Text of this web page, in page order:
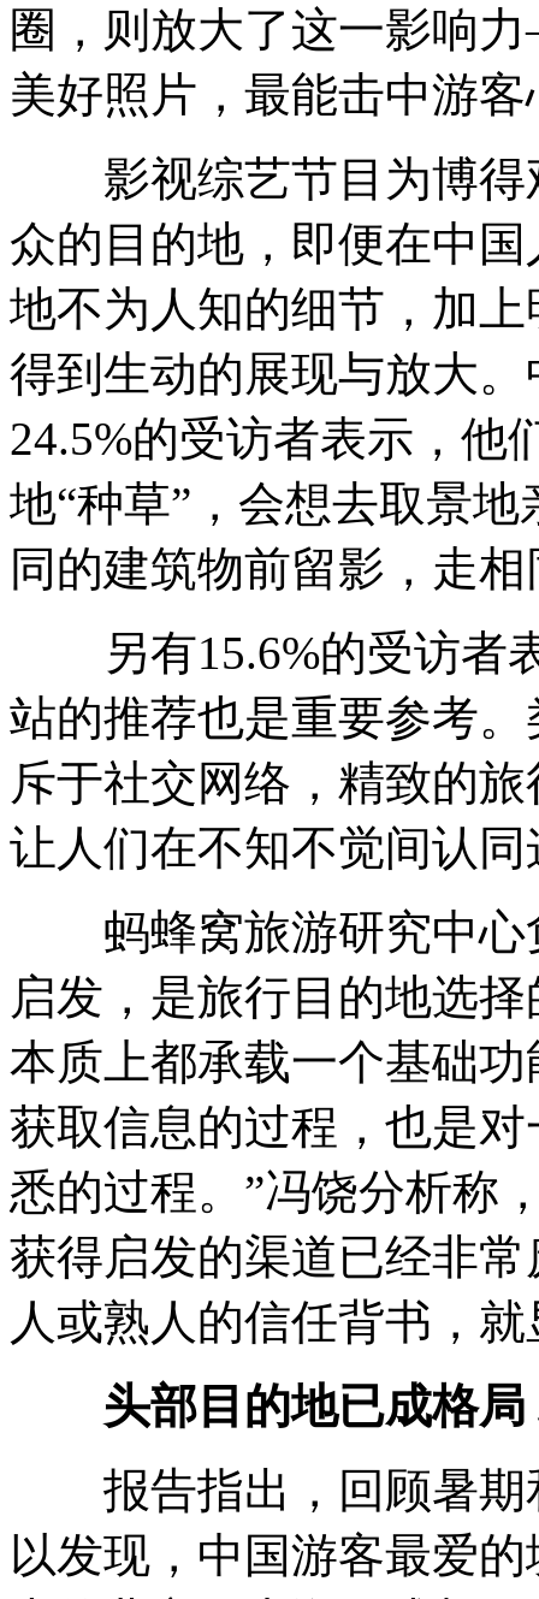
圈，则放大了这一影响
美好照片，最能击中游客
影视综艺节目为博得
众的目的地，即便在中
地不为人知的细节，加
得到生动的展现与放大
24.5%的受访者表示，他
地“种草”，会想去取景
同的建筑物前留影，走
另有15.6%的受访者
站的推荐也是重要参考
斥于社交网络，精致的
让人们在不知不觉间认
蚂蜂窝旅游研究中心
启发，是旅行目的地选
本质上都承载一个基础
获取信息的过程，也是
悉的过程。”冯饶分析称
获得启发的渠道已经非
人或熟人的信任背书，
头部目的地已成格
报告指出，回顾暑期
以发现，中国游客最爱